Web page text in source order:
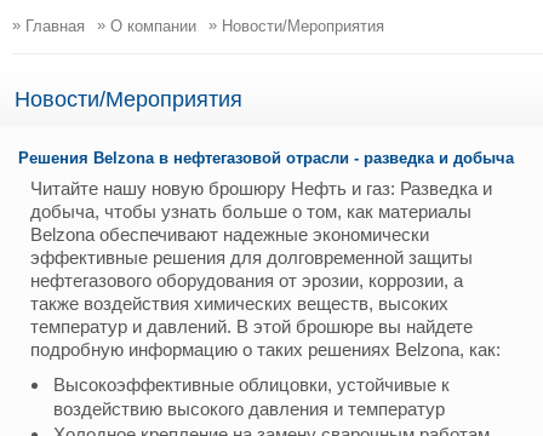
» Главная » О компании » Новости/Мероприятия
Новости/Мероприятия
Решения Belzona в нефтегазовой отрасли - разведка и добыча
Читайте нашу новую брошюру Нефть и газ: Разведка и
добыча, чтобы узнать больше о том, как материалы
Belzona обеспечивают надежные экономически
эффективные решения для долговременной защиты
нефтегазового оборудования от эрозии, коррозии, а
также воздействия химических веществ, высоких
температур и давлений. В этой брошюре вы найдете
подробную информацию о таких решениях Belzona, как:
Высокоэффективные облицовки, устойчивые к
воздействию высокого давления и температур